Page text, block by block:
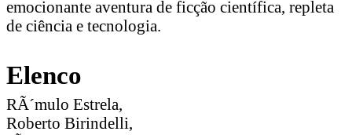
emocionante aventura de ficção científica, repleta
de ciência e tecnologia.
Elenco
RÃ´mulo Estrela,
Roberto Birindelli,